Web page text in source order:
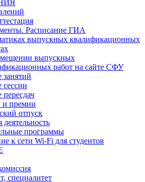
Расписание ГИА
выпускных квалификационных
выпускных
работ на сайте СФУ
занятий
сессии
пересдач
и премии
отпуск
программы
к сети Wi-Fi для студентов
специалитет